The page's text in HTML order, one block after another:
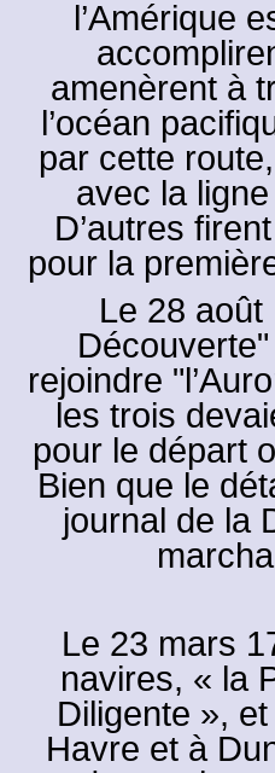
l’Amérique
amenèrent à
l’océan
par cette
avec la
D’autres
pour la
Le 28 août
rejoindre
les trois
pour le départ
Bien que le
journal de la
Le 23 mars
navires, « la
Diligente »,
Havre et à